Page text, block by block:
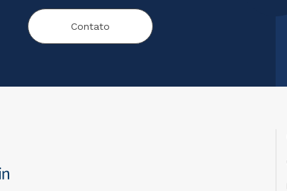
Contato